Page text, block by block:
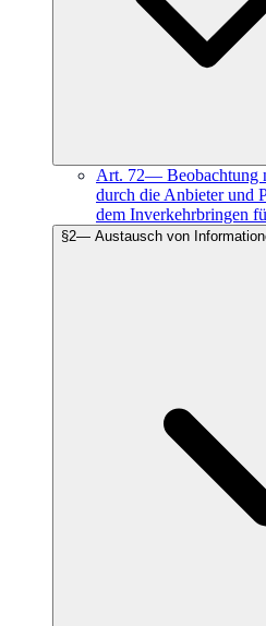
Art. 72— Beobachtung
durch die Anbieter und
dem Inverkehrbringen
§2— Austausch von